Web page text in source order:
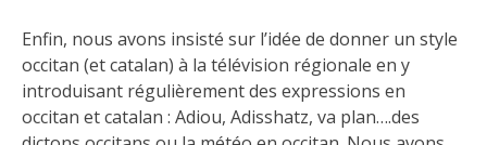
Enfin, nous avons insisté sur l’idée de donner un style
occitan (et catalan) à la télévision régionale en y
introduisant régulièrement des expressions en
occitan et catalan : Adiou, Adisshatz, va plan….des